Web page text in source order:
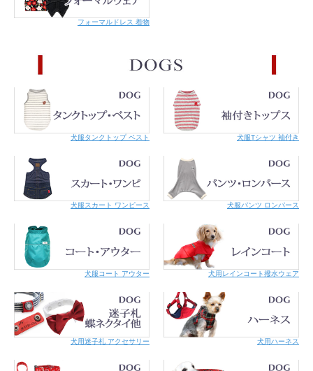
記寸法の間に誤差が生じる場合があります。
ダックス MDSミリタリー
い。
フォーマルドレス 着物
犬服タンクトップ ベスト 犬服Tシャツ 袖付き
犬服スカート ワンピース 犬服パンツ ロンパース
犬服コート アウター 犬用レインコート撥水ウェア
犬用迷子札 アクセサリー 犬用ハーネス